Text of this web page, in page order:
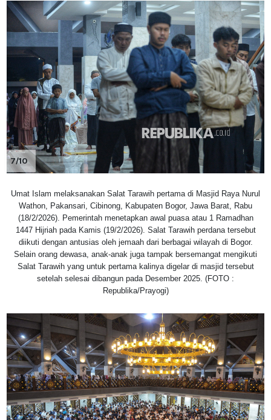
7/10
Umat Islam melaksanakan Salat Tarawih pertama di Masjid Raya Nurul
Wathon, Pakansari, Cibinong, Kabupaten Bogor, Jawa Barat, Rabu
(18/2/2026). Pemerintah menetapkan awal puasa atau 1 Ramadhan
1447 Hijriah pada Kamis (19/2/2026). Salat Tarawih perdana tersebut
diikuti dengan antusias oleh jemaah dari berbagai wilayah di Bogor.
Selain orang dewasa, anak-anak juga tampak bersemangat mengikuti
Salat Tarawih yang untuk pertama kalinya digelar di masjid tersebut
setelah selesai dibangun pada Desember 2025. (FOTO :
Republika/Prayogi)